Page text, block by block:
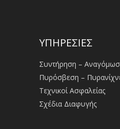
ΥΠΗΡΕΣΙΕΣ
Συντήρηση –
Πυρόσβεση –
Τεχνικοί Ασφαλείας
Σχέδια Διαφυγής